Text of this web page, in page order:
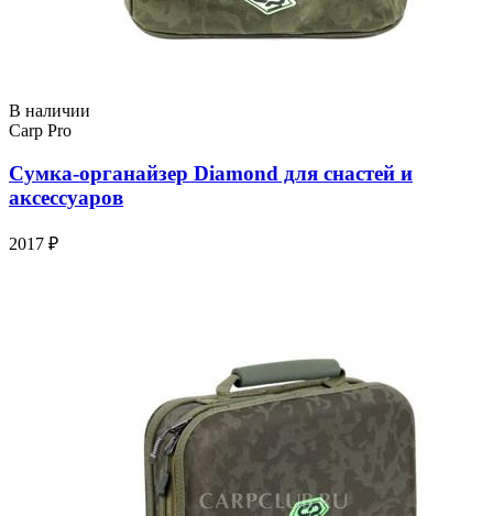
В наличии
Carp Pro
Сумка-органайзер Diamond для снастей и
аксессуаров
2017 ₽